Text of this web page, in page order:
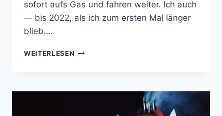
sofort aufs Gas und fahren weiter. Ich auch
— bis 2022, als ich zum ersten Mal länger
blieb….
WEITERLESEN